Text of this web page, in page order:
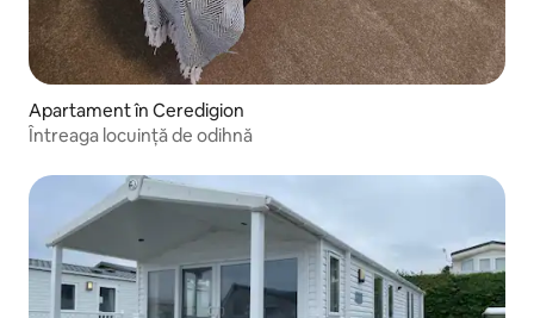
Apartament în Ceredigion
Întreaga locuință de odihnă